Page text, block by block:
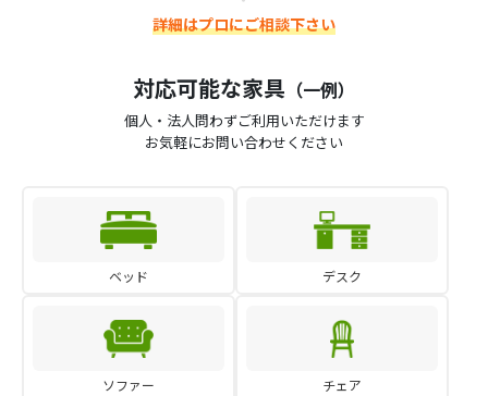
詳細はプロにご相談下さい
対応可能な家具 （一例）
個人・法人問わずご利用いただけます
お気軽にお問い合わせください
ベッド デスク
ソファー チェア